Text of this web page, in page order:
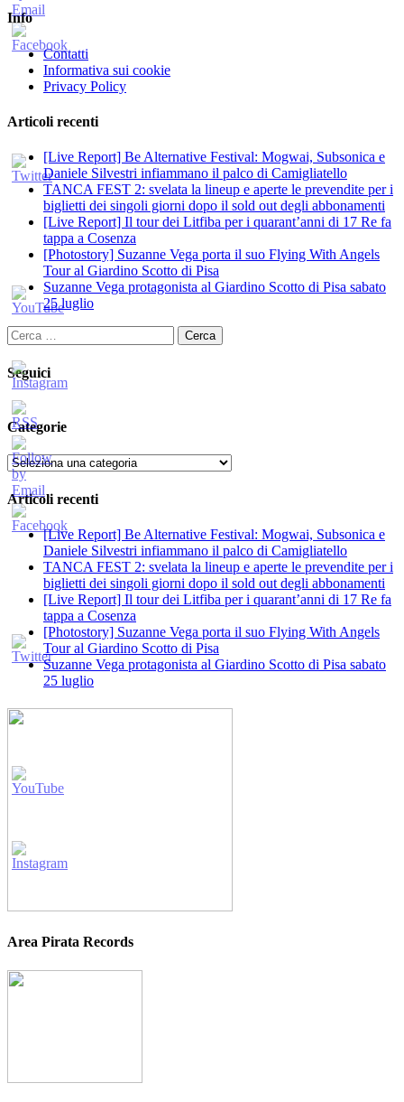
Info
Contatti
Informativa sui cookie
Privacy Policy
Articoli recenti
[Live Report] Be Alternative Festival: Mogwai, Subsonica e
Daniele Silvestri infiammano il palco di Camigliatello
TANCA FEST 2: svelata la lineup e aperte le prevendite per i
biglietti dei singoli giorni dopo il sold out degli abbonamenti
[Live Report] Il tour dei Litfiba per i quarant’anni di 17 Re fa
tappa a Cosenza
[Photostory] Suzanne Vega porta il suo Flying With Angels
Tour al Giardino Scotto di Pisa
Suzanne Vega protagonista al Giardino Scotto di Pisa sabato
25 luglio
Ricerca
per:
Seguici
Categorie
Categorie
Articoli recenti
[Live Report] Be Alternative Festival: Mogwai, Subsonica e
Daniele Silvestri infiammano il palco di Camigliatello
TANCA FEST 2: svelata la lineup e aperte le prevendite per i
biglietti dei singoli giorni dopo il sold out degli abbonamenti
[Live Report] Il tour dei Litfiba per i quarant’anni di 17 Re fa
tappa a Cosenza
[Photostory] Suzanne Vega porta il suo Flying With Angels
Tour al Giardino Scotto di Pisa
Suzanne Vega protagonista al Giardino Scotto di Pisa sabato
25 luglio
Area Pirata Records